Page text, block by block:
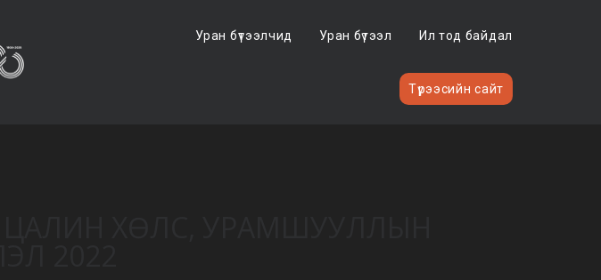
Уран бүтээлчид Уран бүтээл Ил тод байдал
Түрээсийн сайт